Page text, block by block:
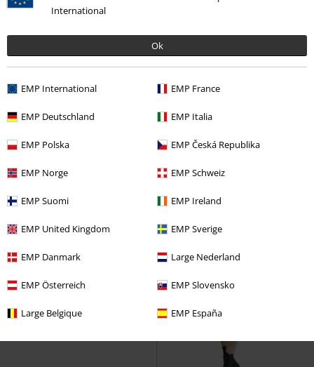
International
Ok
EMP International EMP France
EMP Deutschland EMP Italia
EMP Polska EMP Česká Republika
EMP Norge EMP Schweiz
EMP Suomi EMP Ireland
EMP United Kingdom EMP Sverige
EMP Danmark Large Nederland
EMP Österreich EMP Slovensko
Large Belgique EMP España
% Ostatnie sztuki
419.90 zł
Kurtka przejściowa
% Ostatnie sztuki
649.90 zł
Gothic
Sukienka długa